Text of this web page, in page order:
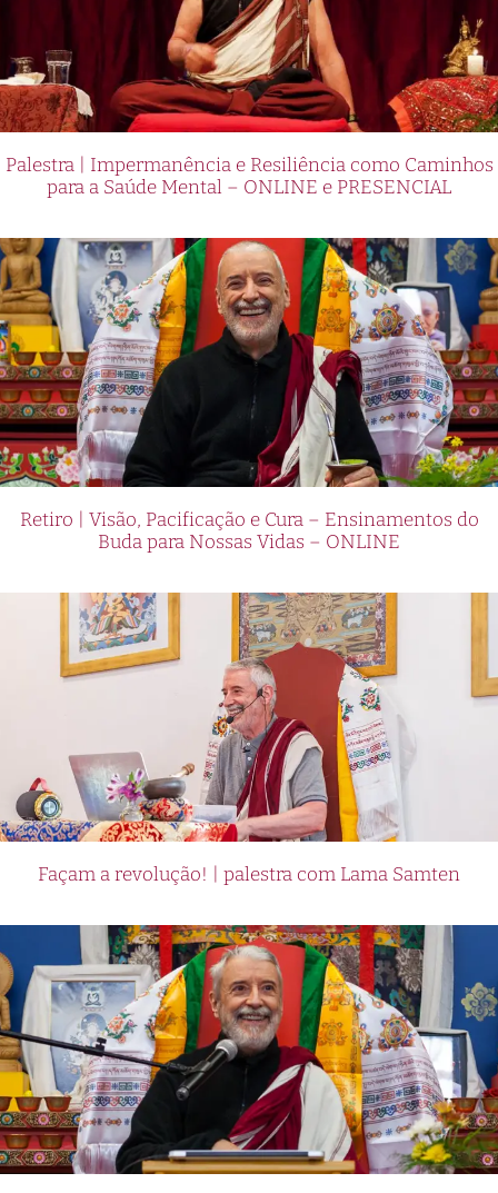
Palestra | Impermanência e Resiliência como Caminhos
para a Saúde Mental – ONLINE e PRESENCIAL
Retiro | Visão, Pacificação e Cura – Ensinamentos do
Buda para Nossas Vidas – ONLINE
Façam a revolução! | palestra com Lama Samten